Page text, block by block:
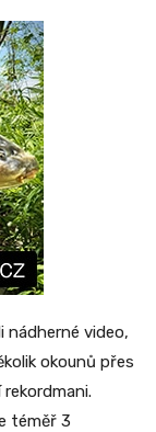
nádherné video,
okounů přes
téměř 3